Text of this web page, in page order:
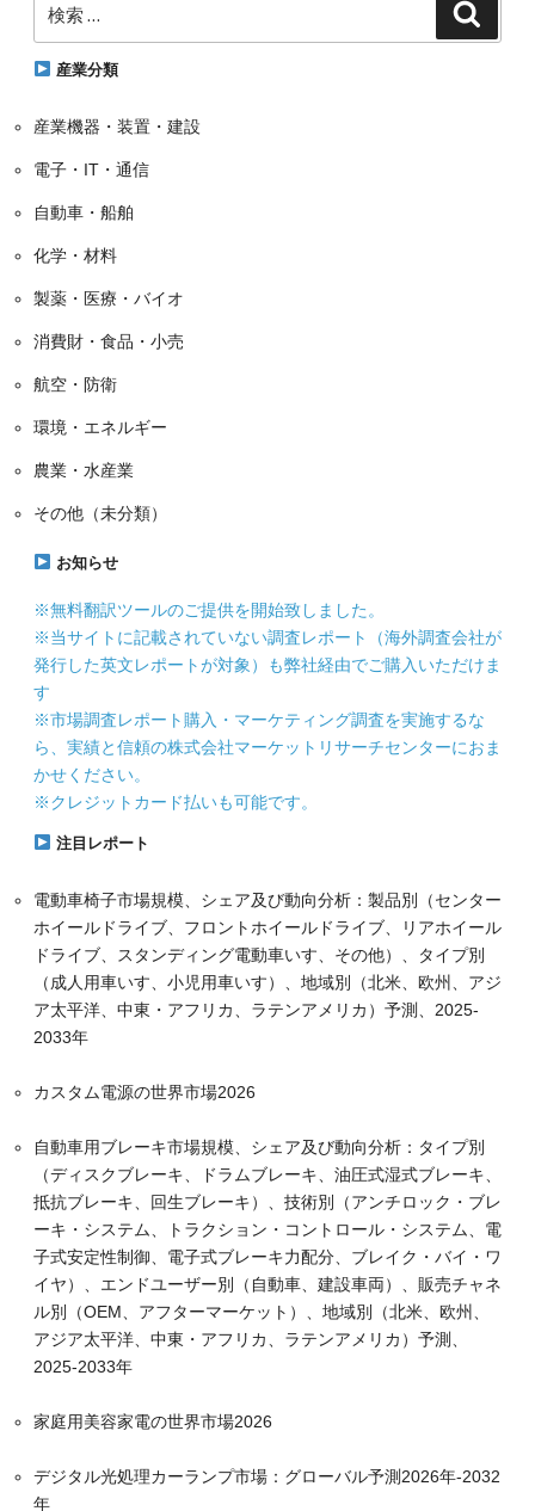
リ
索:
産業分類
産業機器・装置・建設
電子・IT・通信
自動車・船舶
化学・材料
製薬・医療・バイオ
消費財・食品・小売
航空・防衛
環境・エネルギー
農業・水産業
その他（未分類）
お知らせ
※無料翻訳ツールのご提供を開始致しました。
※当サイトに記載されていない調査レポート（海外調査会社が
発行した英文レポートが対象）も弊社経由でご購入いただけま
す
※市場調査レポート購入・マーケティング調査を実施するな
ら、実績と信頼の株式会社マーケットリサーチセンターにおま
かせください。
※クレジットカード払いも可能です。
注目レポート
電動車椅子市場規模、シェア及び動向分析：製品別（センター
ホイールドライブ、フロントホイールドライブ、リアホイール
ドライブ、スタンディング電動車いす、その他）、タイプ別
（成人用車いす、小児用車いす）、地域別（北米、欧州、アジ
ア太平洋、中東・アフリカ、ラテンアメリカ）予測、2025-
2033年
カスタム電源の世界市場2026
自動車用ブレーキ市場規模、シェア及び動向分析：タイプ別
（ディスクブレーキ、ドラムブレーキ、油圧式湿式ブレーキ、
抵抗ブレーキ、回生ブレーキ）、技術別（アンチロック・ブレ
ーキ・システム、トラクション・コントロール・システム、電
子式安定性制御、電子式ブレーキ力配分、ブレイク・バイ・ワ
イヤ）、エンドユーザー別（自動車、建設車両）、販売チャネ
ル別（OEM、アフターマーケット）、地域別（北米、欧州、
アジア太平洋、中東・アフリカ、ラテンアメリカ）予測、
2025-2033年
家庭用美容家電の世界市場2026
デジタル光処理カーランプ市場：グローバル予測2026年-2032
年